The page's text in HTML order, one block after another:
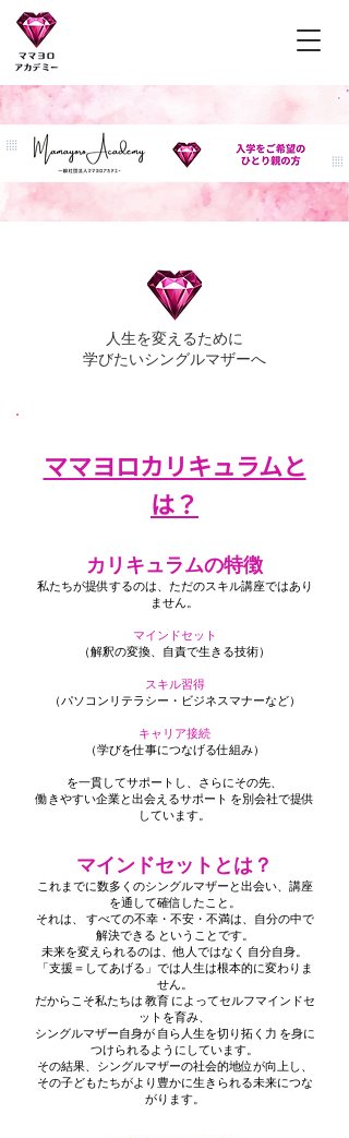
人生を変えるために
学びたいシングルマザーへ
ママヨロカリキュラムと
は？
カリキュラムの特徴
私たちが提供するのは、ただのスキル講座ではあり
ません。
マインドセット
（解釈の変換、自責で生きる技術）
スキル習得
（パソコンリテラシー・ビジネスマナーなど）
キャリア接続
（学びを仕事につなげる仕組み）
を一貫してサポートし、さらにその先、
働きやすい企業と出会えるサポート を別会社で提供
しています。
マインドセットとは？
これまでに数多くのシングルマザーと出会い、講座
を通して確信したこと。
それは、 すべての不幸・不安・不満は、自分の中で
解決できる ということです。
未来を変えられるのは、他人ではなく 自分自身。
「支援＝してあげる」では人生は根本的に変わりま
せん。
だからこそ私たちは 教育 によってセルフマインドセ
ットを育み、
シングルマザー自身が 自ら人生を切り拓く力 を身に
つけられるようにしています。
その結果、シングルマザーの社会的地位が向上し、
その子どもたちがより豊かに生きられる未来につな
がります。